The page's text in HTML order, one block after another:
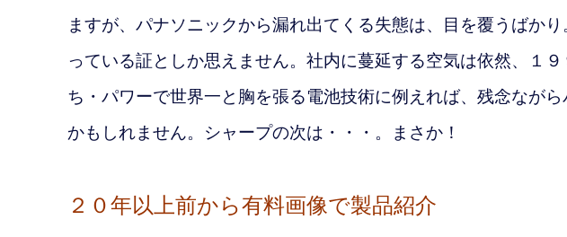
ますが、パナソニックから漏れ出てくる失態は、目を覆うばか
っている証としか思えません。社内に蔓延する空気は依然、１９
ち・パワーで世界一と胸を張る電池技術に例えれば、残念なが
かもしれません。シャープの次は・・・。まさか！
２０年以上前から有料画像で製品紹介